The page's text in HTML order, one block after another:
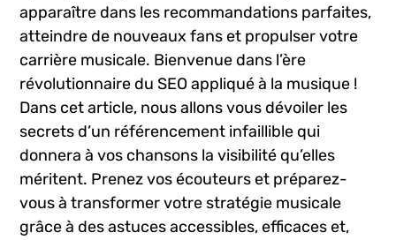
apparaître dans les‍ recommandations ‍parfaites,
atteindre de nouveaux⁢ fans et ⁢propulser⁢ votre
carrière musicale. Bienvenue dans​ l’ère
révolutionnaire du SEO appliqué à la musique !
Dans ​cet article,⁣ nous allons vous dévoiler ⁣les⁣
secrets d’un référencement infaillible qui
donnera à vos chansons la‍ visibilité qu’elles
‍méritent. Prenez vos écouteurs et préparez-
vous à​ transformer votre stratégie musicale
grâce à des astuces accessibles, efficaces⁤ et,